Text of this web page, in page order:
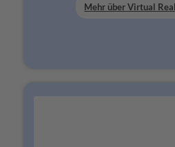
Mehr über Virtual